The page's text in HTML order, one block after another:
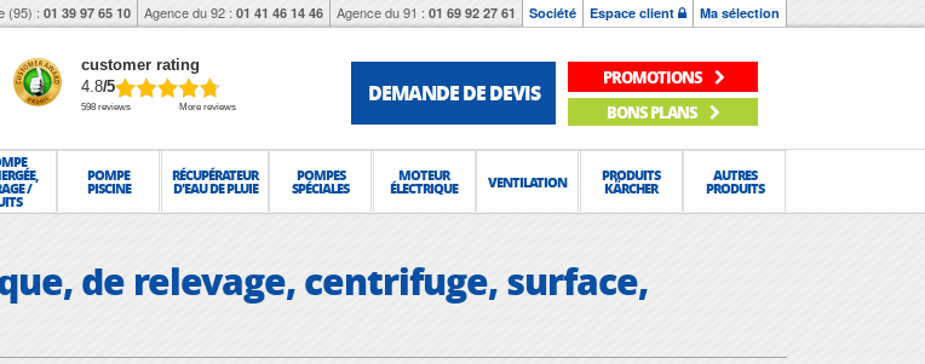
(95) : 01 39 97 65 10 Agence du 92 : 01 41 46 14 46 Agence du 91 : 01 69 92 27 61 Société Espace client Ma sélection
customer rating
4.8/5
598 reviews More reviews
DEMANDE DE DEVIS
PROMOTIONS
BONS PLANS
/
POMPE
PISCINE
RÉCUPÉRATEUR
D'EAU DE PLUIE
POMPES
SPÉCIALES
MOTEUR
ÉLECTRIQUE VENTILATION PRODUITS
KÄRCHER
AUTRES
PRODUITS
de relevage, centrifuge, surface,